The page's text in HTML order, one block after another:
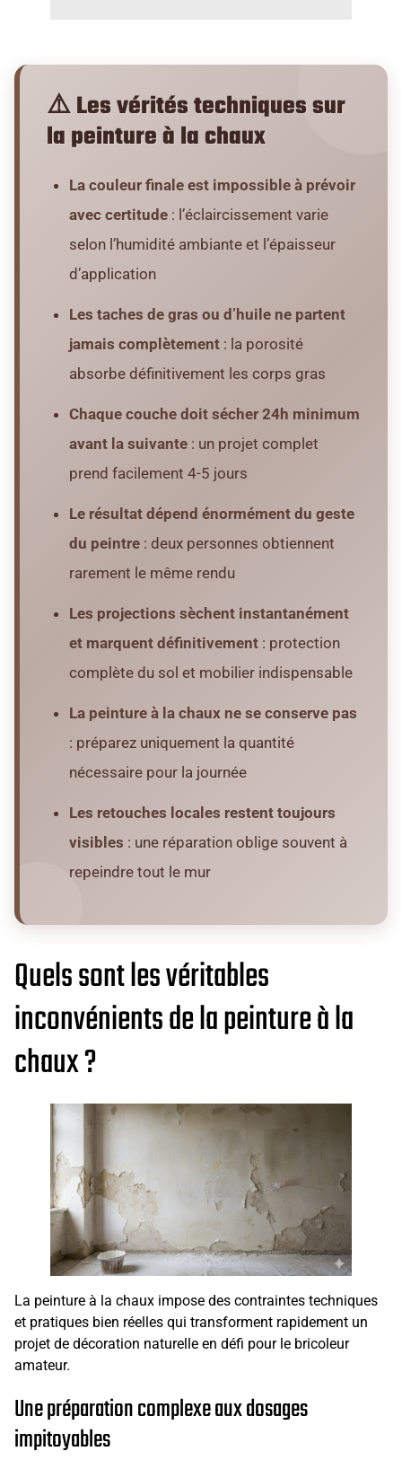
⚠️ Les vérités techniques sur
la peinture à la chaux
La couleur finale est impossible à prévoir
avec certitude : l’éclaircissement varie
selon l’humidité ambiante et l’épaisseur
d’application
Les taches de gras ou d’huile ne partent
jamais complètement : la porosité
absorbe définitivement les corps gras
Chaque couche doit sécher 24h minimum
avant la suivante : un projet complet
prend facilement 4-5 jours
Le résultat dépend énormément du geste
du peintre : deux personnes obtiennent
rarement le même rendu
Les projections sèchent instantanément
et marquent définitivement : protection
complète du sol et mobilier indispensable
La peinture à la chaux ne se conserve pas
: préparez uniquement la quantité
nécessaire pour la journée
Les retouches locales restent toujours
visibles : une réparation oblige souvent à
repeindre tout le mur
Quels sont les véritables
inconvénients de la peinture à la
chaux ?
La peinture à la chaux impose des contraintes techniques
et pratiques bien réelles qui transforment rapidement un
projet de décoration naturelle en défi pour le bricoleur
amateur.
Une préparation complexe aux dosages
impitoyables